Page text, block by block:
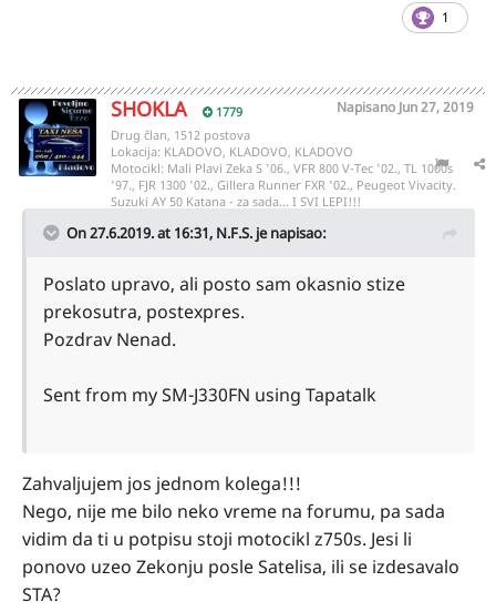
1
SHOKLA 1779 Napisano Jun 27, 2019
Drug član, 1512 postova
Lokacija: KLADOVO, KLADOVO, KLADOVO
Motocikl: Mali Plavi Zeka S '06., VFR 800 V-Tec '02., TL 1000s
'97., FJR 1300 '02., Gillera Runner FXR '02., Peugeot Vivacity.
Suzuki AY 50 Katana - za sada... I SVI LEPI!!!
On 27.6.2019. at 16:31, N.F.S. je napisao:
Poslato upravo, ali posto sam okasnio stize
prekosutra, postexpres.
Pozdrav Nenad.
Sent from my SM-J330FN using Tapatalk
Zahvaljujem jos jednom kolega!!!
Nego, nije me bilo neko vreme na forumu, pa sada
vidim da ti u potpisu stoji motocikl z750s. Jesi li
ponovo uzeo Zekonju posle Satelisa, ili se izdesavalo
STA?